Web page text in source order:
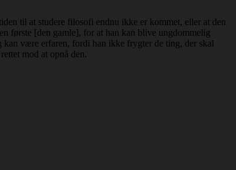
til at studere filosofi endnu ikke er kommet, eller at den
første [den gamle], for at han kan blive ungdommelig
kan være erfaren, fordi han ikke frygter de ting, der skal
mod at opnå den.